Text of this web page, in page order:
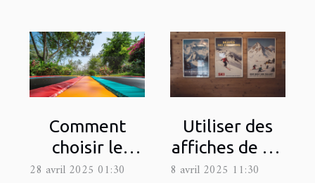
Comment
choisir le
trampoline
28 avril 2025 01:30
Utiliser des
affiches de ski
pour ajouter
8 avril 2025 11:30